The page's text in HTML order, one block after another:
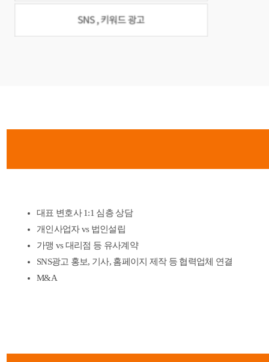
대표 변호사 1:1 심층 상담
개인사업자 vs 법인설립
가맹 vs 대리점 등 유사계약
SNS광고 홍보, 기사, 홈페이지 제작 등 협력업체 연결
M&A